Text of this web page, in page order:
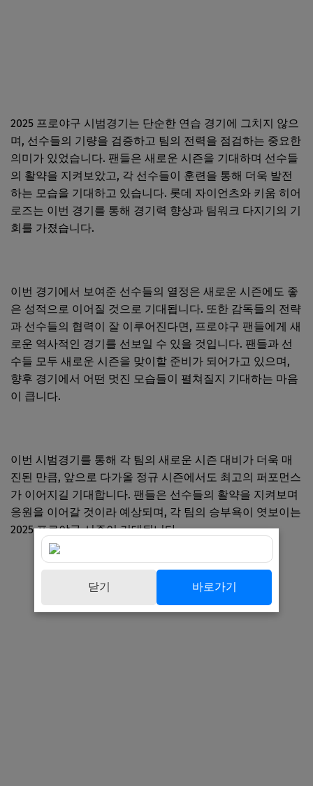
2025 프로야구 시범경기는 단순한 연습 경기에 그치지 않으
며, 선수들의 기량을 검증하고 팀의 전력을 점검하는 중요한
의미가 있었습니다. 팬들은 새로운 시즌을 기대하며 선수들
의 활약을 지켜보았고, 각 선수들이 훈련을 통해 더욱 발전
하는 모습을 기대하고 있습니다. 롯데 자이언츠와 키움 히어
로즈는 이번 경기를 통해 경기력 향상과 팀워크 다지기의 기
회를 가졌습니다.
이번 경기에서 보여준 선수들의 열정은 새로운 시즌에도 좋
은 성적으로 이어질 것으로 기대됩니다. 또한 감독들의 전략
과 선수들의 협력이 잘 이루어진다면, 프로야구 팬들에게 새
로운 역사적인 경기를 선보일 수 있을 것입니다. 팬들과 선
수들 모두 새로운 시즌을 맞이할 준비가 되어가고 있으며,
향후 경기에서 어떤 멋진 모습들이 펼쳐질지 기대하는 마음
이 큽니다.
이번 시범경기를 통해 각 팀의 새로운 시즌 대비가 더욱 매
진된 만큼, 앞으로 다가올 정규 시즌에서도 최고의 퍼포먼스
가 이어지길 기대합니다. 팬들은 선수들의 활약을 지켜보며
응원을 이어갈 것이라 예상되며, 각 팀의 승부욕이 엿보이는
2025 프로야구 시즌이 기대됩니다.
닫기 바로가기